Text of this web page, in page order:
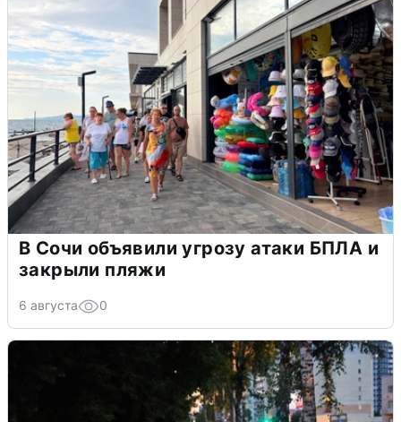
В Сочи объявили угрозу атаки БПЛА и
закрыли пляжи
6 августа 0